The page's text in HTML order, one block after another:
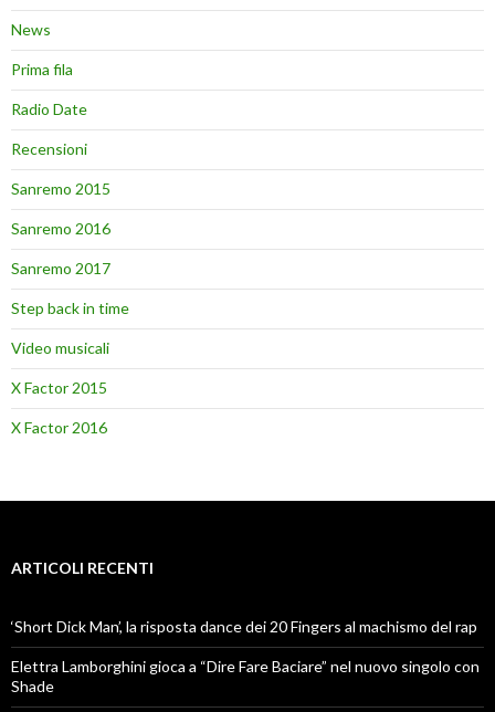
News
Prima fila
Radio Date
Recensioni
Sanremo 2015
Sanremo 2016
Sanremo 2017
Step back in time
Video musicali
X Factor 2015
X Factor 2016
ARTICOLI RECENTI
‘Short Dick Man’, la risposta dance dei 20 Fingers al machismo del rap
Elettra Lamborghini gioca a “Dire Fare Baciare” nel nuovo singolo con
Shade